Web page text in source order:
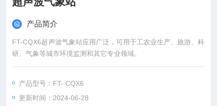
产品简介
FT-CQX6超声波气象站应用广泛，可用于工农业生产、旅游、科
研、气象等城市环境监测和其它专业领域。
产品型号：FT- CQX6
更新时间：2024-06-28